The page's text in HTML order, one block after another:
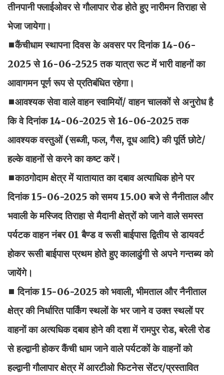
तीनपानी फ्लाईओवर से गौलापार रोड होते हुए नारीमन तिराहा से
भेजा जायेगा।
◼कैंचीधाम स्थापना दिवस के अवसर पर दिनांक 14-06-
2025 से 16-06-2525 तक यात्रा रूट में भारी वाहनों का
आवागमन पूर्ण रूप से प्रतिबंधित रहेगा।
◼आवश्यक सेवा वाले वाहन स्वामियों/ वाहन चालकों से अनुरोध है
कि वे दिनांक 14-06-2025 से 16-06-2025 तक
आवश्यक वस्तुओं (सब्जी, फल, गैस, दूध आदि) की पूर्ति छोटे/
हल्के वाहनों से करने का कष्ट करें।
◼काठगोदाम क्षेत्र में यातायात का दबाव अत्याधिक होने पर
दिनांक 15-06-2025 को समय 15.00 बजे से नैनीताल और
भवाली के मस्जिद तिराहा से मैदानी क्षेत्रों को जाने वाले समस्त
पर्यटक वाहन नंबर 01 बैण्ड व रूसी बाईपास द्वितीय से डायवर्ट
होकर रूसी बाईपास प्रथम होते हुए कालाढुंगी से अपने गन्तब्य को
जायेंगे।
◼ दिनांक 15-06-2025 को भवाली, भीमताल और नैनीताल
क्षेत्र की निर्धारित पार्किंग स्थलों के भर जाने व उक्त स्थलों पर
वाहनों का अत्यधिक दबाव होने की दशा में रामपुर रोड, बरेली रोड
से हल्द्वानी होकर कैंची धाम जाने वाले पर्यटकों के वाहनों को
हल्द्वानी गौलापार क्षेत्र में आरटीओ फिटनेस सेंटर/प्रस्तावित